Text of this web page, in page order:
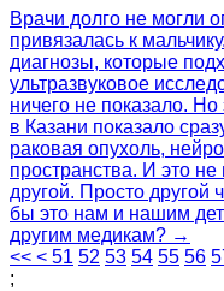
Врачи долго не могли
привязалась к
диагнозы, которые
ультразвуковое
ничего не показало.
в Казани показало
раковая опухоль,
пространства. И это не
другой. Просто другой
бы это нам и нашим
другим медикам? →
<< < 51 52 53 54 55 56
;